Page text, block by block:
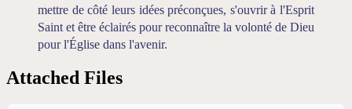
mettre de côté leurs idées préconçues, s'ouvrir à l'Esprit
Saint et être éclairés pour reconnaître la volonté de Dieu
pour l'Église dans l'avenir.
Attached Files